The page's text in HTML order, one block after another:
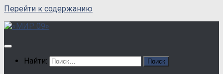
Перейти к содержанию
Найти: